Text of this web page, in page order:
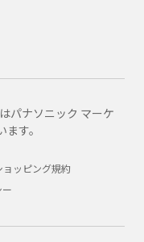
パナソニック マーケ
す。
ョッピング規約